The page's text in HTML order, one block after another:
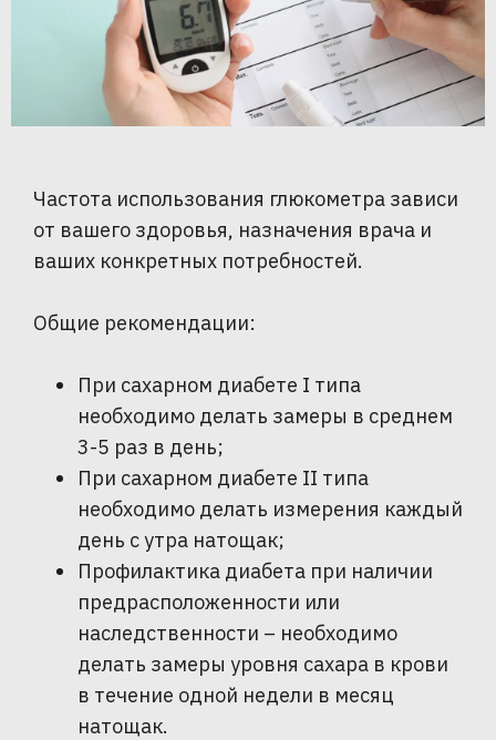
Частота использования глюкометра зависи
от вашего здоровья, назначения врача и
ваших конкретных потребностей.
Общие рекомендации:
При сахарном диабете I типа
необходимо делать замеры в среднем
3-5 раз в день;
При сахарном диабете II типа
необходимо делать измерения каждый
день с утра натощак;
Профилактика диабета при наличии
предрасположенности или
наследственности – необходимо
делать замеры уровня сахара в крови
в течение одной недели в месяц
натощак.